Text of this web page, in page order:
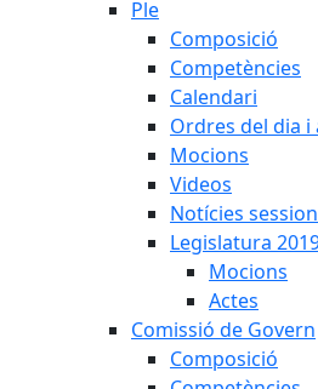
Ple
Composició
Competències
Calendari
Ordres del dia i
Mocions
Videos
Notícies
Legislatura
Mocions
Actes
Comissió de Govern
Composició